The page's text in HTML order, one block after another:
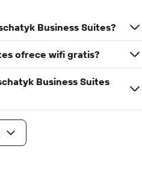
Business Suites?
ofrece wifi gratis?
Business Suites